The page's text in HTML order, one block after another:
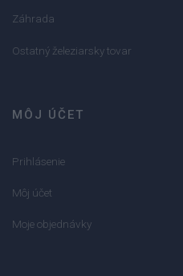
Záhrada
Ostatný železiarsky tovar
MÔJ ÚČET
Prihlásenie
Môj účet
Moje objednávky